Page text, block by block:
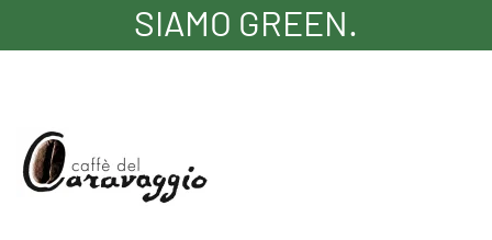
SIAMO GREEN.